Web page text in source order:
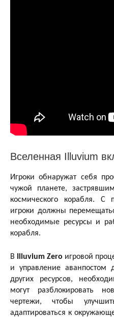
Вселенная Illuvium
Игроки обнаружат себя
чужой планете,
космического корабля. С
игроки должны
необходимые ресурсы и
корабля.
В Illuvium Zero игровой
и управление аванпостом
других ресурсов,
могут разблокировать
чертежи, чтобы
адаптироваться к